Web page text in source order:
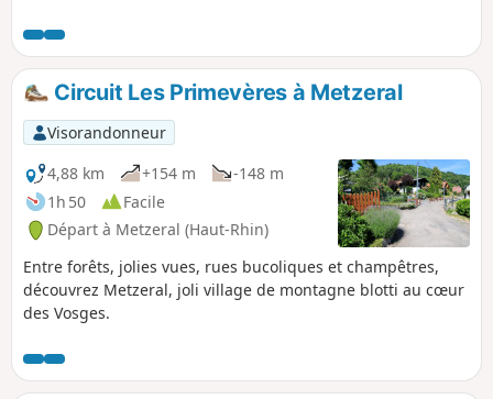
dans la Vallée de Munster !
Circuit Les Primevères à Metzeral
Visorandonneur
4,88 km
+154 m
-148 m
1h 50
Facile
Départ à Metzeral (Haut-Rhin)
Entre forêts, jolies vues, rues bucoliques et champêtres,
découvrez Metzeral, joli village de montagne blotti au cœur
des Vosges.